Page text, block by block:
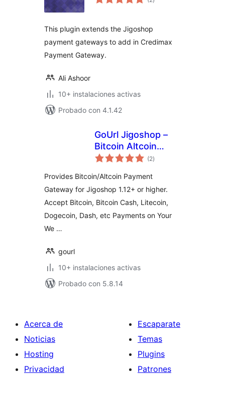
de
This plugin extends the Jigoshop
payment gateways to add in Credimax
Payment Gateway.
Ali Ashoor
10+ instalaciones activas
Probado con 4.1.42
GoUrl Jigoshop –
Bitcoin Altcoin
Payment Gateway
(2total
de
)
Provides Bitcoin/Altcoin Payment
Gateway for Jigoshop 1.12+ or higher.
Accept Bitcoin, Bitcoin Cash, Litecoin,
Dogecoin, Dash, etc Payments on Your
We …
gourl
10+ instalaciones activas
Probado con 5.8.14
Acerca de
Noticias
Hosting
Privacidad
Escaparate
Temas
Plugins
Patrones